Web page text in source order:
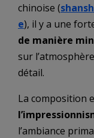
chinoise (
e), il y a une
de manière
sur
détail.
La composition
l’ambiance